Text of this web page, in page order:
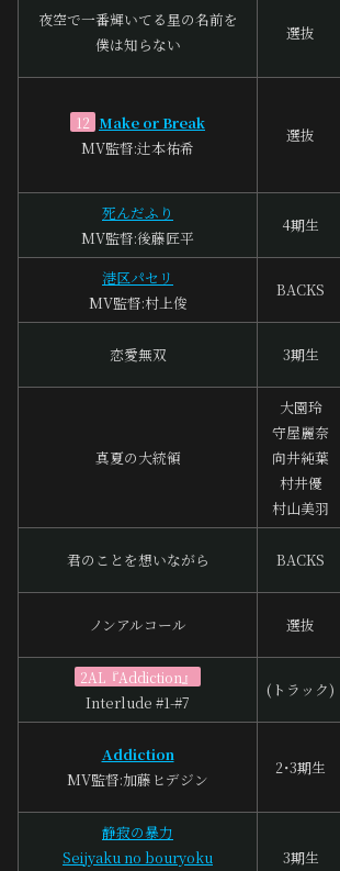
夜空で一番輝いてる星の名前を
僕は知らない
選抜
12 Make or Break
MV監督:辻本祐希
選抜
死んだふり
MV監督:後藤匠平
4期生
港区パセリ
MV監督:村上俊
BACKS
恋愛無双 3期生
真夏の大統領
大園玲
守屋麗奈
向井純葉
村井優
村山美羽
君のことを想いながら BACKS
ノンアルコール 選抜
2AL『Addiction』
Interlude #1-#7
(トラック)
Addiction
MV監督:加藤ヒデジン
2･3期生
静寂の暴力
Seijyaku no bouryoku
3期生